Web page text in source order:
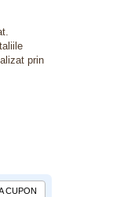
prin
CUPON